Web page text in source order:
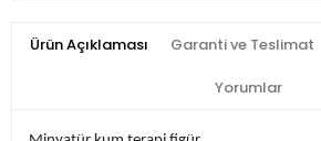
Ürün Açıklaması Garanti ve Teslimat
Yorumlar